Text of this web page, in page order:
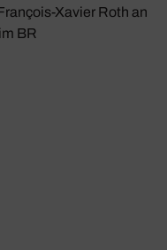
Xavier Roth an
BR